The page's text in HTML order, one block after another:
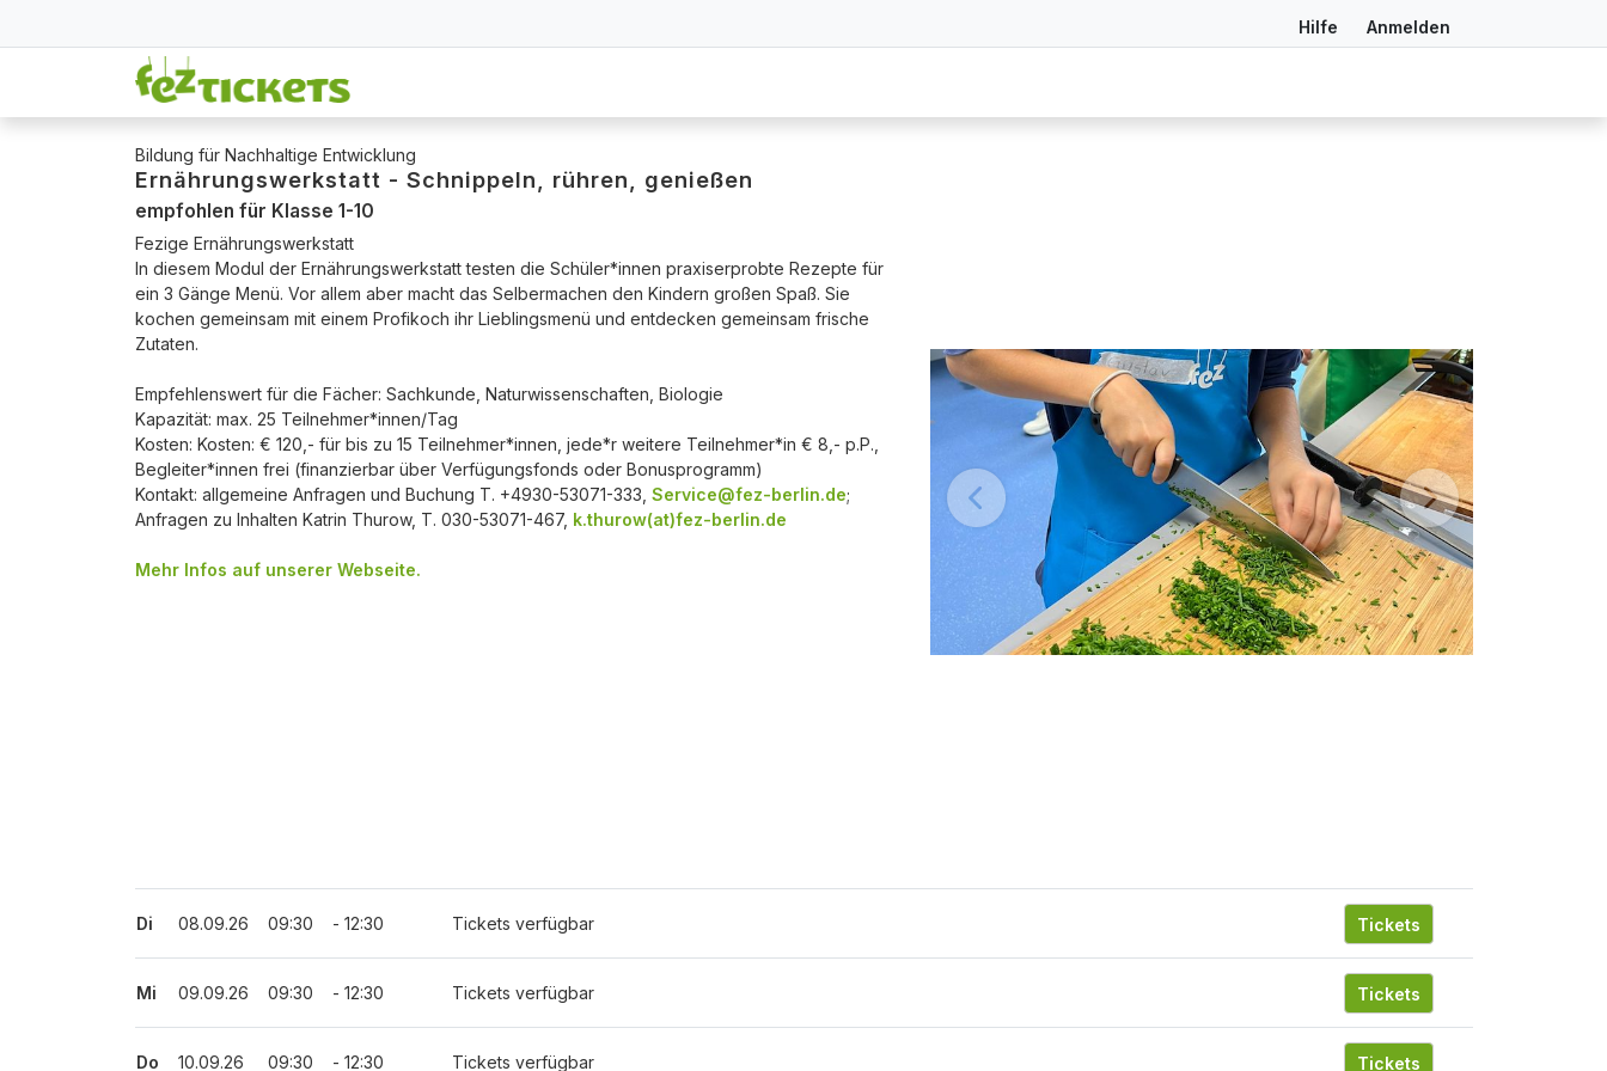
Hilfe Anmelden
Bildung für Nachhaltige Entwicklung
Ernährungswerkstatt - Schnippeln, rühren, genießen
empfohlen für Klasse 1-10
Fezige Ernährungswerkstatt
In diesem Modul der Ernährungswerkstatt testen die Schüler*innen praxiserprobte Rezepte für
ein 3 Gänge Menü. Vor allem aber macht das Selbermachen den Kindern großen Spaß. Sie
kochen gemeinsam mit einem Profikoch ihr Lieblingsmenü und entdecken gemeinsam frische
Zutaten.
Empfehlenswert für die Fächer: Sachkunde, Naturwissenschaften, Biologie
Kapazität: max. 25 Teilnehmer*innen/Tag
Kosten: Kosten: € 120,- für bis zu 15 Teilnehmer*innen, jede*r weitere Teilnehmer*in € 8,- p.P.,
Begleiter*innen frei (finanzierbar über Verfügungsfonds oder Bonusprogramm)
Kontakt: allgemeine Anfragen und Buchung T. +4930-53071-333, Service@fez-berlin.de;
Anfragen zu Inhalten Katrin Thurow, T. 030-53071-467, k.thurow(at)fez-berlin.de
Mehr Infos auf unserer Webseite.
Di 08.09.26 09:30 - 12:30 Tickets verfügbar
Mi 09.09.26 09:30 - 12:30 Tickets verfügbar
Do 10.09.26 09:30 - 12:30 Tickets verfügbar